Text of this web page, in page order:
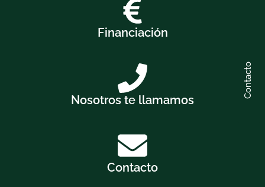
Contacto
Financiación
Nosotros te llamamos
Contacto